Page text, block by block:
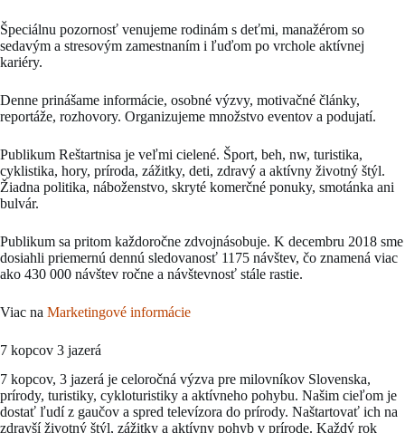
Špeciálnu pozornosť venujeme rodinám s deťmi, manažérom so
sedavým a stresovým zamestnaním i ľuďom po vrchole aktívnej
kariéry.
Denne prinášame informácie, osobné výzvy, motivačné články,
reportáže, rozhovory. Organizujeme množstvo eventov a podujatí.
Publikum Reštartnisa je veľmi cielené. Šport, beh, nw, turistika,
cyklistika, hory, príroda, zážitky, deti, zdravý a aktívny životný štýl.
Žiadna politika, náboženstvo, skryté komerčné ponuky, smotánka ani
bulvár.
Publikum sa pritom každoročne zdvojnásobuje. K decembru 2018 sme
dosiahli priemernú dennú sledovanosť 1175 návštev, čo znamená viac
ako 430 000 návštev ročne a návštevnosť stále rastie.
Viac na Marketingové informácie
7 kopcov 3 jazerá
7 kopcov, 3 jazerá je celoročná výzva pre milovníkov Slovenska,
prírody, turistiky, cykloturistiky a aktívneho pohybu. Našim cieľom je
dostať ľudí z gaučov a spred televízora do prírody. Naštartovať ich na
zdravší životný štýl, zážitky a aktívny pohyb v prírode. Každý rok